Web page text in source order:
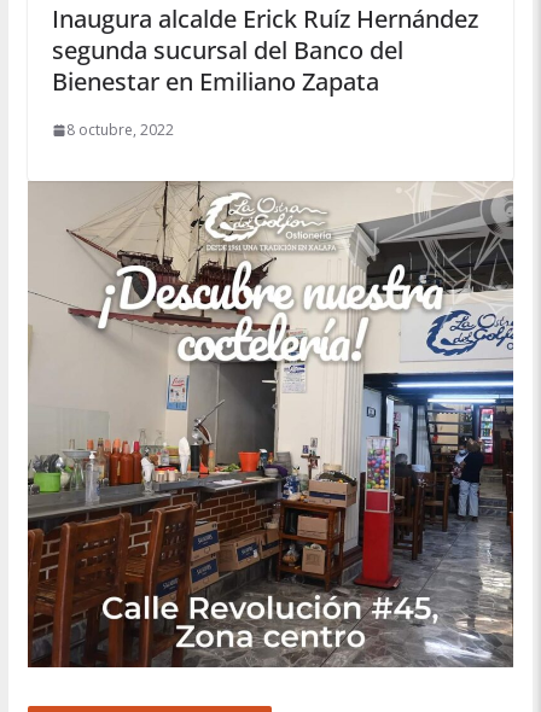
Inaugura alcalde Erick Ruíz Hernández
segunda sucursal del Banco del
Bienestar en Emiliano Zapata
8 octubre, 2022